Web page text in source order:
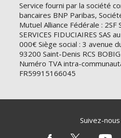
Service fourni par la société
bancaires BNP Paribas,
Mutuel Alliance Fédérale : 2SF
SERVICES FIDUCIAIRES SAS
000€ Siège social : 3 avenue
93200 Saint-Denis RCS
Numéro TVA intra-
FR59915166045
Suivez-